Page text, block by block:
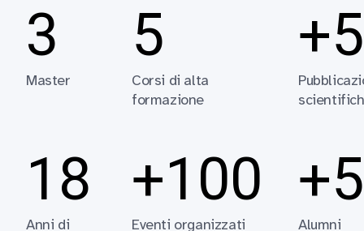
3
Master
5
Corsi di alta
formazione
18
Anni di
+100
Eventi organizzati Alumni